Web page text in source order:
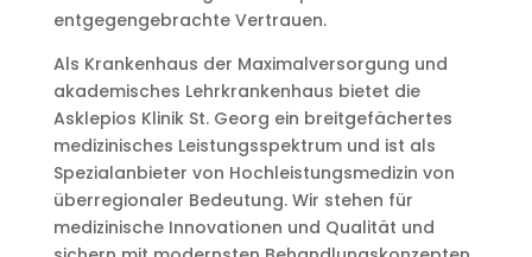
entgegengebrachte Vertrauen.
Als Krankenhaus der Maximalversorgung und
akademisches Lehrkrankenhaus bietet die
Asklepios Klinik St. Georg ein breitgefächertes
medizinisches Leistungsspektrum und ist als
Spezialanbieter von Hochleistungsmedizin von
überregionaler Bedeutung. Wir stehen für
medizinische Innovationen und Qualität und